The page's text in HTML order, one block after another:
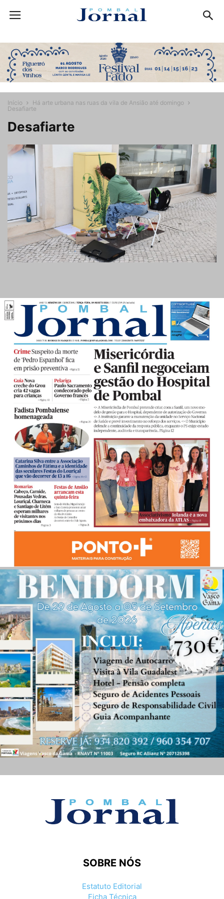
Início
Há arte urbana nas ruas da vila de Ansião até domingo
Desafiarte
Desafiarte
SOBRE NÓS
Estatuto Editorial
Ficha Técnica